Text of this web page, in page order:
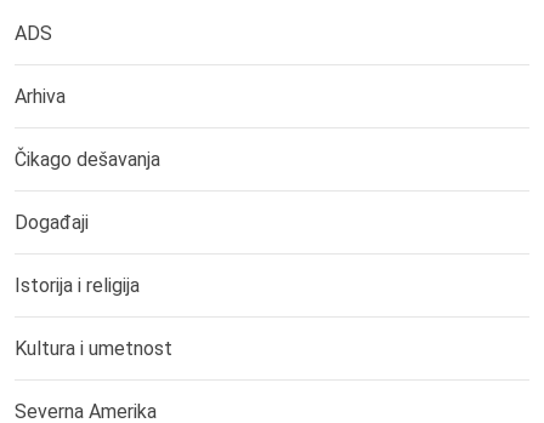
ADS
Arhiva
Čikago dešavanja
Događaji
Istorija i religija
Kultura i umetnost
Severna Amerika